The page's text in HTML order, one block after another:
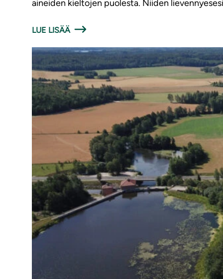
aineiden kieltojen puolesta. Niiden
LUE LISÄÄ